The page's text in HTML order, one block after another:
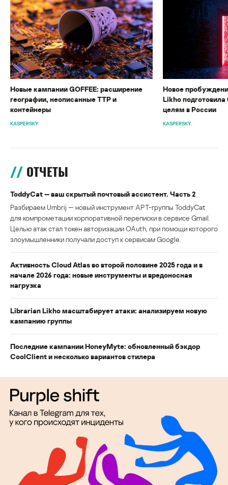
Новые кампании GOFFEE: расширение
географии, неописанные TTP и
контейнеры
KASPERSKY
Новое
Likho
целям в России
KASPERSKY
ОТЧЕТЫ
ToddyCat — ваш скрытый почтовый ассистент. Часть 2
Разбираем Umbrij — новый инструмент APT-группы ToddyCat
для компрометации корпоративной переписки в сервисе Gmail.
Целью атак стал токен авторизации OAuth, при помощи которого
злоумышленники получали доступ к сервисам Google.
Активность Cloud Atlas во второй половине 2025 года и в
начале 2026 года: новые инструменты и вредоносная
нагрузка
Librarian Likho масштабирует атаки: анализируем новую
кампанию группы
Последние кампании HoneyMyte: обновленный бэкдор
CoolClient и несколько вариантов стилера